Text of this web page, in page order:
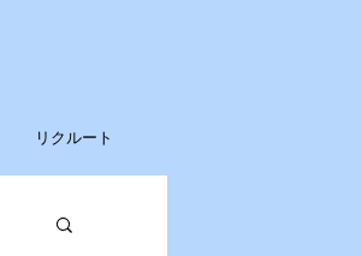
リクルート